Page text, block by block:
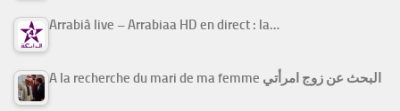
Arrabiâ live – Arrabiaa HD en direct : la…
A la recherche du mari de ma femme البحث عن زوج امرأتي